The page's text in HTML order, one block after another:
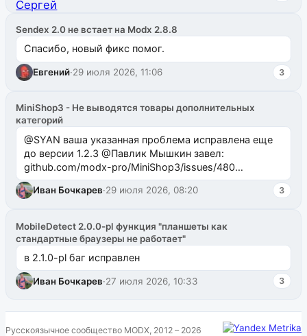
Sendex 2.0 не встает на Modx 2.8.8
Спасибо, новый фикс помог.
Евгений·29 июля 2026, 11:06 3
MiniShop3 - Не выводятся товары дополнительных
категорий
@SYAN ваша указанная проблема исправлена еще
до версии 1.2.3 @Павлик Мышкин завел:
github.com/modx-pro/MiniShop3/issues/480
github.com/modx-pro/MiniShop3/issues/481Исправим
в б...
Иван Бочкарев·29 июля 2026, 08:20 3
MobileDetect 2.0.0-pl функция "планшеты как
стандартные браузеры не работает"
в 2.1.0-pl баг исправлен
Иван Бочкарев·27 июля 2026, 10:33 3
Русскоязычное сообщество MODX, 2012 – 2026